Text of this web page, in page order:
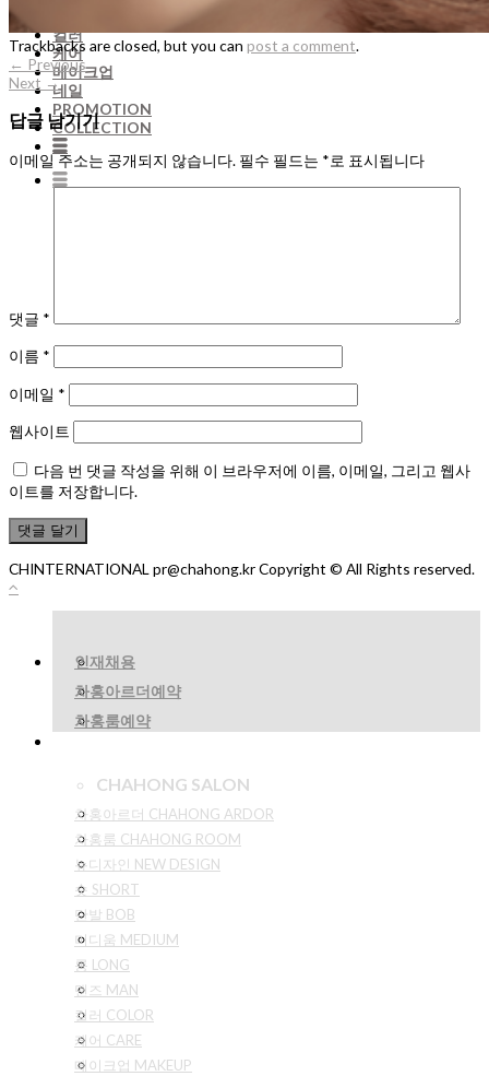
컬러
케어
메이크업
네일
PROMOTION
COLLECTION
Trackbacks are closed, but you can post a comment.
← Previous
Next →
답글 남기기
이메일 주소는 공개되지 않습니다. 필수 필드는 *로 표시됩니다
댓글 *
이름 *
이메일 *
웹사이트
다음 번 댓글 작성을 위해 이 브라우저에 이름, 이메일, 그리고 웹사
이트를 저장합니다.
CHINTERNATIONAL pr@chahong.kr Copyright © All Rights reserved.
인재채용
차홍아르더예약
차홍룸예약
CHAHONG SALON
차홍아르더 CHAHONG ARDOR
차홍룸 CHAHONG ROOM
뉴디자인 NEW DESIGN
숏 SHORT
단발 BOB
미디움 MEDIUM
롱 LONG
맨즈 MAN
컬러 COLOR
케어 CARE
메이크업 MAKEUP